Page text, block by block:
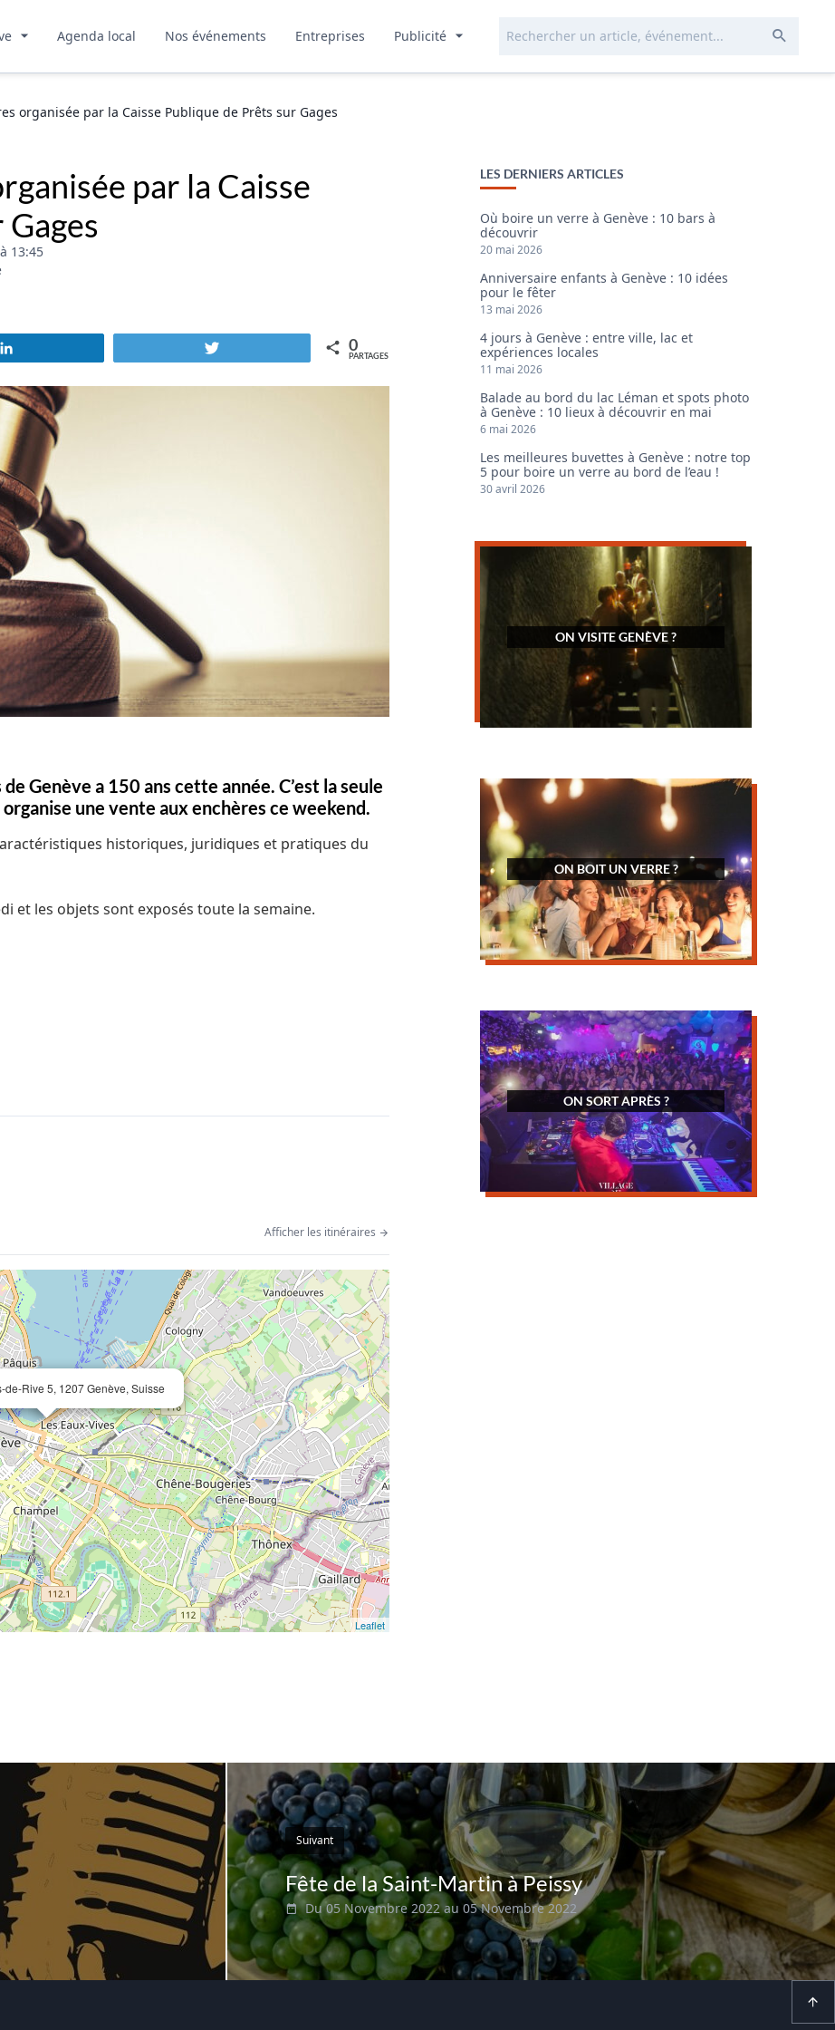
Agenda local Nos événements Entreprises Publicité
organisée par la Caisse Publique de Prêts sur Gages
par la Caisse
13:45
0
PARTAGES
Genève a 150 ans cette année. C’est la seule
une vente aux enchères ce weekend.
historiques, juridiques et pratiques du
et les objets sont exposés toute la semaine.
Afficher les itinéraires
de-Rive 5, 1207 Genève, Suisse
Leaflet
LES DERNIERS ARTICLES
Où boire un verre à Genève : 10 bars à
découvrir
20 mai 2026
Anniversaire enfants à Genève : 10 idées
pour le fêter
13 mai 2026
4 jours à Genève : entre ville, lac et
expériences locales
11 mai 2026
Balade au bord du lac Léman et spots photo
à Genève : 10 lieux à découvrir en mai
6 mai 2026
Les meilleures buvettes à Genève : notre top
5 pour boire un verre au bord de l’eau !
30 avril 2026
ON VISITE GENÈVE ?
ON BOIT UN VERRE ?
ON SORT APRÈS ?
Suivant
Fête de la Saint-Martin à Peissy
Du 05 Novembre 2022 au 05 Novembre 2022